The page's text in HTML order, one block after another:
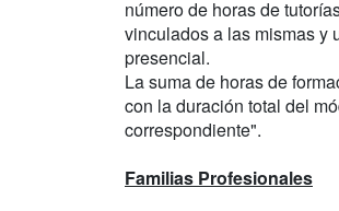
número de horas de
vinculados a las mismas y
presencial.
La suma de horas de
con la duración total del
correspondiente".
Familias Profesionales